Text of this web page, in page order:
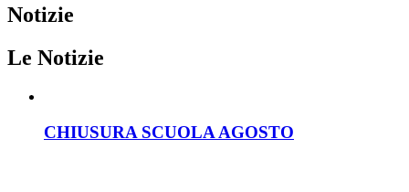
Notizie
Le Notizie
CHIUSURA SCUOLA AGOSTO